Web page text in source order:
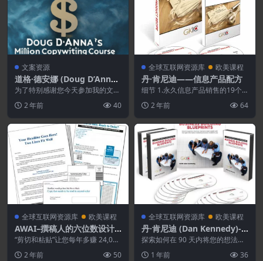
文案资源
道格·德安娜 (Doug D’Anna)
大师级文案套装
为了特别感谢您今天参加我的文案
asterClas...
2 年前 40
全球互联网资源库 欧美课程
丹·肯尼迪——信息产品配方
细节 1.永久信息产品销售的19个
创建年复一年保持...
2 年前 64
全球互联网资源库 欧美课程
AWAI–撰稿人的六位数设计
库
“剪切和粘贴”让您每年多赚 24,000
10...2 年前 50
全球互联网资源库 欧美课程
丹·肯尼迪 (Dan Kennedy)-B
usiness Building Blueprint
s
探索如何在 90 天内将您的想法、
——即使您过去失...
1 年前 36